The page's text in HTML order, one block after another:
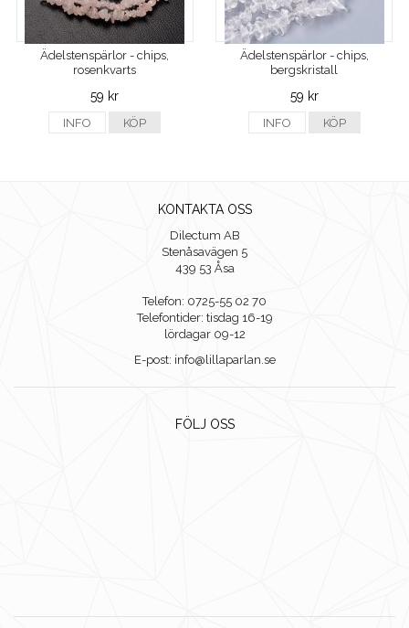
Ädelstenspärlor - chips,
rosenkvarts
59 kr
INFO KÖP
Ädelstenspärlor - chips,
bergskristall
59 kr
INFO KÖP
KONTAKTA OSS
Dilectum AB
Stenåsavägen 5
439 53 Åsa
Telefon: 0725-55 02 70
Telefontider: tisdag 16-19
lördagar 09-12
E-post: info@lillaparlan.se
FÖLJ OSS